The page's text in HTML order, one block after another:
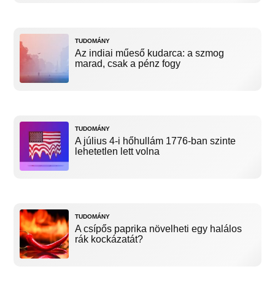
TUDOMÁNY
Az indiai műeső kudarca: a szmog
marad, csak a pénz fogy
TUDOMÁNY
A július 4-i hőhullám 1776-ban szinte
lehetetlen lett volna
TUDOMÁNY
A csípős paprika növelheti egy halálos
rák kockázatát?